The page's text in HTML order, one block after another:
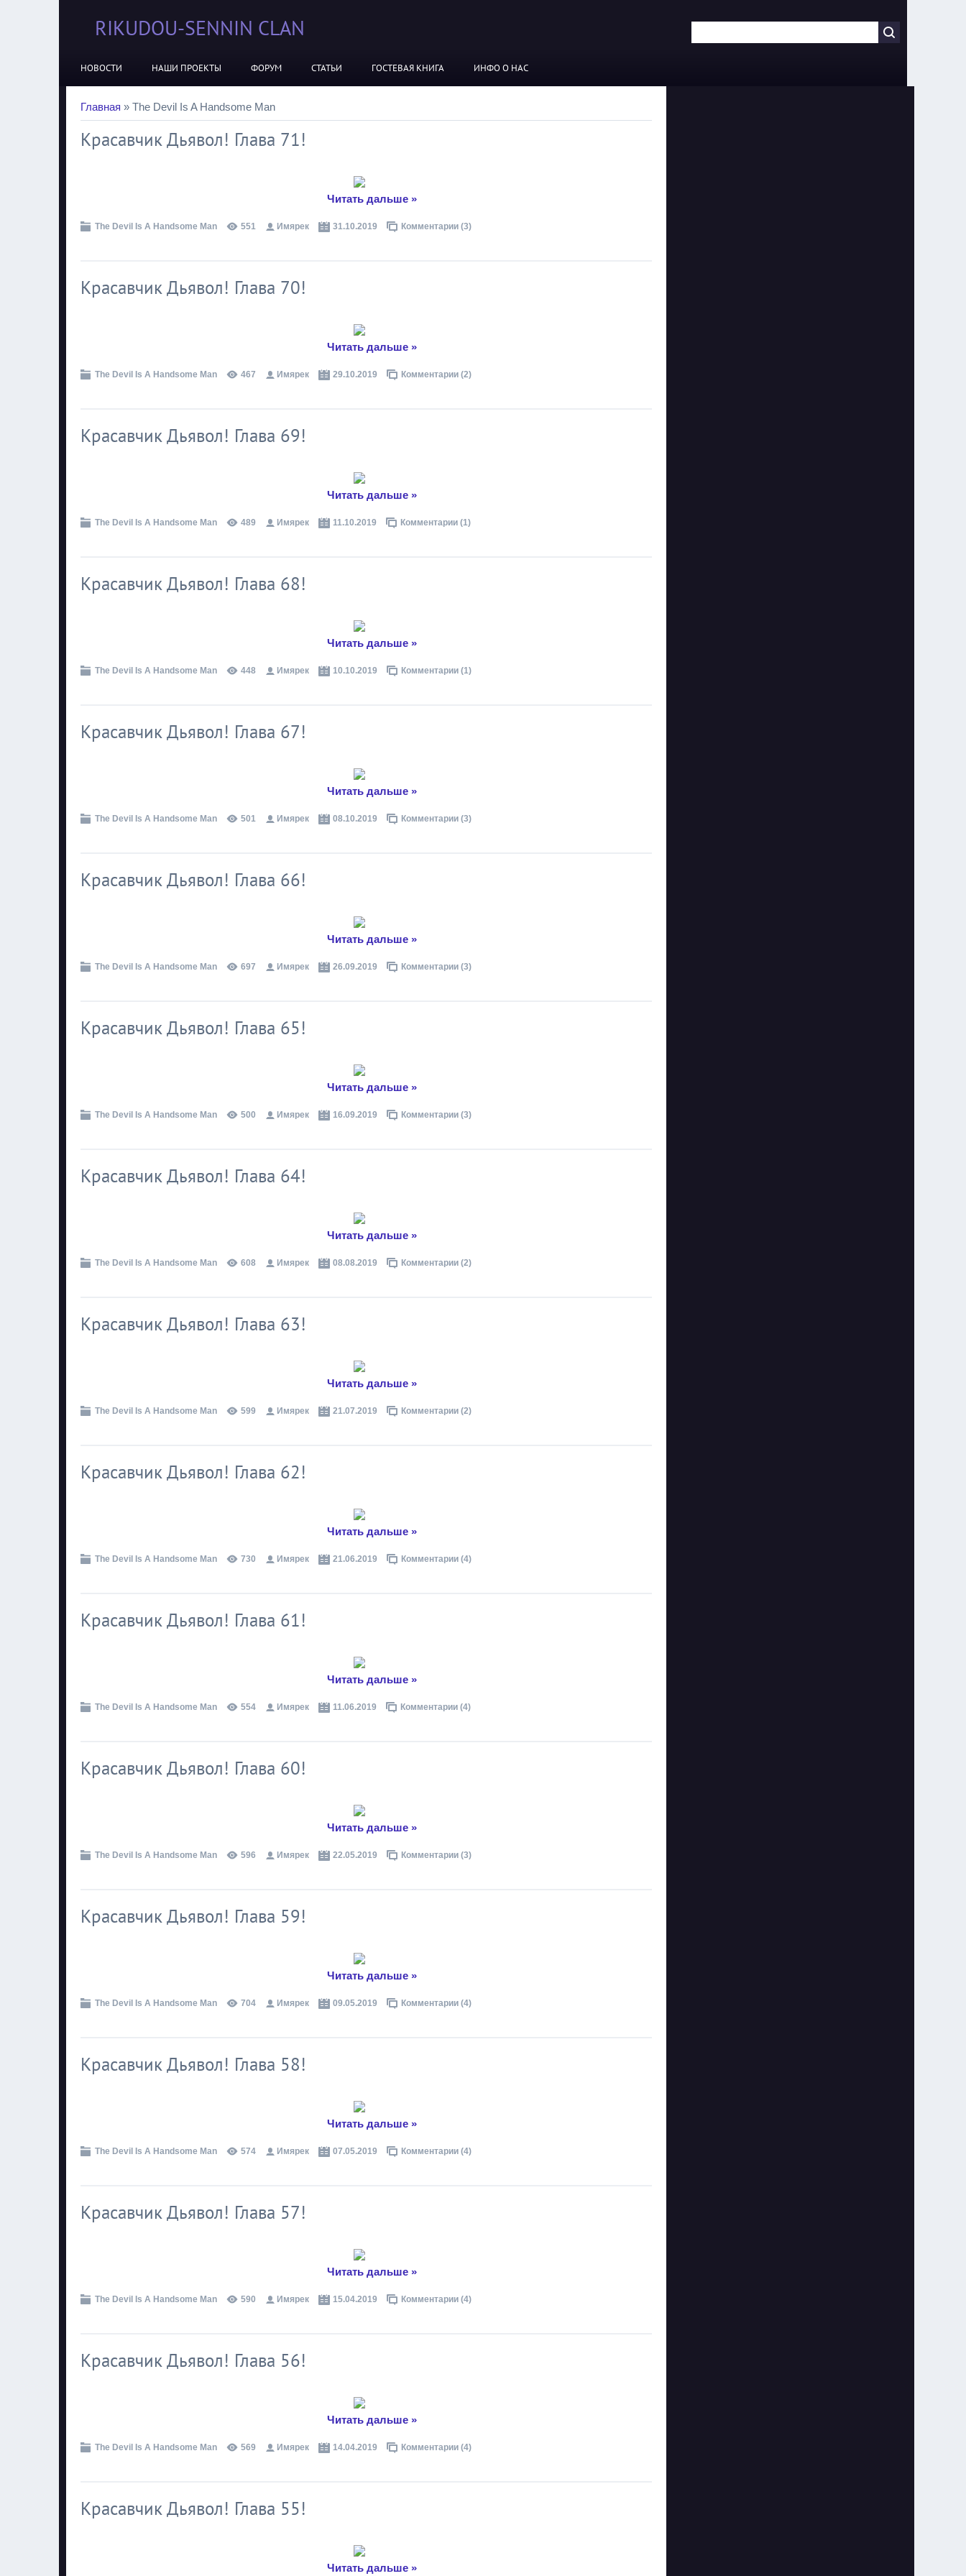
RIKUDOU-SENNIN CLAN
НОВОСТИ НАШИ ПРОЕКТЫ ФОРУМ СТАТЬИ ГОСТЕВАЯ КНИГА ИНФО О НАС
Главная » The Devil Is A Handsome Man
Красавчик Дьявол! Глава 71!
Читать дальше »
The Devil Is A Handsome Man 551 Имярек 31.10.2019 Комментарии (3)
Красавчик Дьявол! Глава 70!
Читать дальше »
The Devil Is A Handsome Man 467 Имярек 29.10.2019 Комментарии (2)
Красавчик Дьявол! Глава 69!
Читать дальше »
The Devil Is A Handsome Man 489 Имярек 11.10.2019 Комментарии (1)
Красавчик Дьявол! Глава 68!
Читать дальше »
The Devil Is A Handsome Man 448 Имярек 10.10.2019 Комментарии (1)
Красавчик Дьявол! Глава 67!
Читать дальше »
The Devil Is A Handsome Man 501 Имярек 08.10.2019 Комментарии (3)
Красавчик Дьявол! Глава 66!
Читать дальше »
The Devil Is A Handsome Man 697 Имярек 26.09.2019 Комментарии (3)
Красавчик Дьявол! Глава 65!
Читать дальше »
The Devil Is A Handsome Man 500 Имярек 16.09.2019 Комментарии (3)
Красавчик Дьявол! Глава 64!
Читать дальше »
The Devil Is A Handsome Man 608 Имярек 08.08.2019 Комментарии (2)
Красавчик Дьявол! Глава 63!
Читать дальше »
The Devil Is A Handsome Man 599 Имярек 21.07.2019 Комментарии (2)
Красавчик Дьявол! Глава 62!
Читать дальше »
The Devil Is A Handsome Man 730 Имярек 21.06.2019 Комментарии (4)
Красавчик Дьявол! Глава 61!
Читать дальше »
The Devil Is A Handsome Man 554 Имярек 11.06.2019 Комментарии (4)
Красавчик Дьявол! Глава 60!
Читать дальше »
The Devil Is A Handsome Man 596 Имярек 22.05.2019 Комментарии (3)
Красавчик Дьявол! Глава 59!
Читать дальше »
The Devil Is A Handsome Man 704 Имярек 09.05.2019 Комментарии (4)
Красавчик Дьявол! Глава 58!
Читать дальше »
The Devil Is A Handsome Man 574 Имярек 07.05.2019 Комментарии (4)
Красавчик Дьявол! Глава 57!
Читать дальше »
The Devil Is A Handsome Man 590 Имярек 15.04.2019 Комментарии (4)
Красавчик Дьявол! Глава 56!
Читать дальше »
The Devil Is A Handsome Man 569 Имярек 14.04.2019 Комментарии (4)
Красавчик Дьявол! Глава 55!
Читать дальше »